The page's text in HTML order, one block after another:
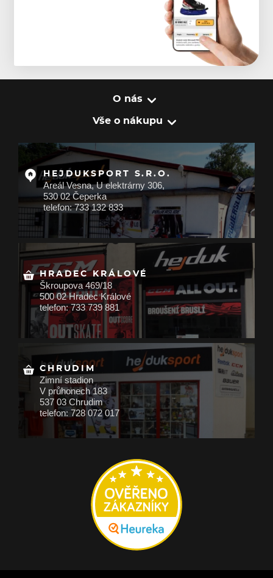
O nás
Vše o nákupu
HEJDUKSPORT S.R.O.
Areál Vesna, U elektrárny 306,
530 02 Čeperka
telefon: 733 132 833
HRADEC KRÁLOVÉ
Škroupova 469/18
500 02 Hradec Králové
telefon: 733 739 881
CHRUDIM
Zimní stadion
V průhonech 183
537 03 Chrudim
telefon: 728 072 017